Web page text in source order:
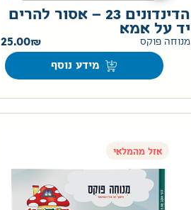
הדינדונים 23 – אסור להרים
יד על אמא
מנוחה פוקס 25.00
מידע נוסף
אזל מהמלאי